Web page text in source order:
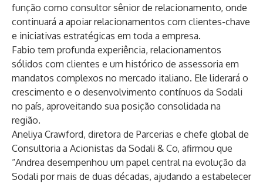
função como consultor sênior de relacionamento, onde
continuará a apoiar relacionamentos com clientes-chave
e iniciativas estratégicas em toda a empresa.
Fabio tem profunda experiência, relacionamentos
sólidos com clientes e um histórico de assessoria em
mandatos complexos no mercado italiano. Ele liderará o
crescimento e o desenvolvimento contínuos da Sodali
no país, aproveitando sua posição consolidada na
região.
Aneliya Crawford, diretora de Parcerias e chefe global de
Consultoria a Acionistas da Sodali & Co, afirmou que
“Andrea desempenhou um papel central na evolução da
Sodali por mais de duas décadas, ajudando a estabelecer